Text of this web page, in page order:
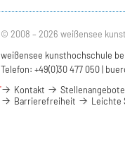
© 2008 – 2026 weißensee
weißensee kunsthochschule
Telefon: +49(0)30 477 050 |
Kontakt
Stellenangebote
Barrierefreiheit
Leichte